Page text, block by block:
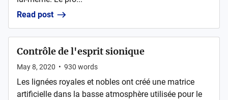
Read post
Contrôle de l'esprit sionique
May 8, 2020 • 930 words
Les lignées royales et nobles ont créé une matrice
artificielle dans la basse atmosphère utilisée pour le